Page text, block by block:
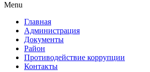
Menu
Главная
Администрация
Документы
Район
Противодействие коррупции
Контакты